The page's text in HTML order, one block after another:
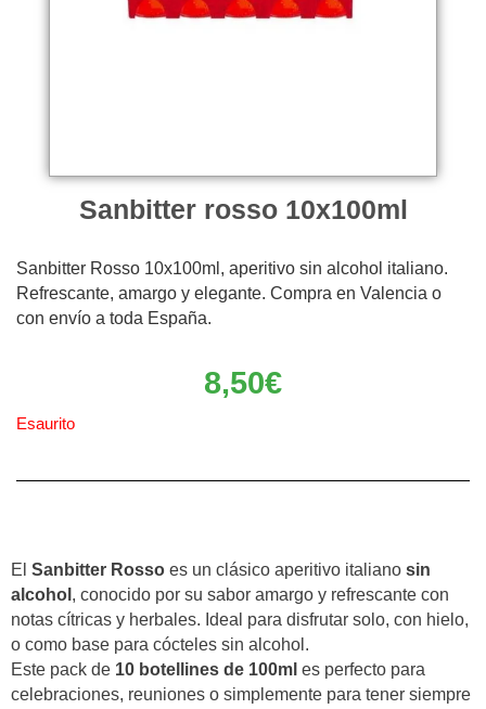
Sanbitter rosso 10x100ml
Sanbitter Rosso 10x100ml, aperitivo sin alcohol italiano.
Refrescante, amargo y elegante. Compra en Valencia o
con envío a toda España.
8,50€
Esaurito
El Sanbitter Rosso es un clásico aperitivo italiano sin
alcohol , conocido por su sabor amargo y refrescante con
notas cítricas y herbales. Ideal para disfrutar solo, con hielo,
o como base para cócteles sin alcohol.
Este pack de 10 botellines de 100ml es perfecto para
celebraciones, reuniones o simplemente para tener siempre